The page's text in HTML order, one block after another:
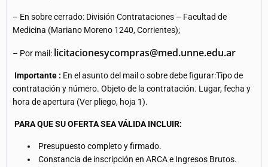
– En sobre cerrado: División Contrataciones – Facultad de
Medicina (Mariano Moreno 1240, Corrientes);
– Por mail: licitacionesycompras@med.unne.edu.ar
Importante : En el asunto del mail o sobre debe figurar:Tipo de
contratación y número. Objeto de la contratación. Lugar, fecha y
hora de apertura (Ver pliego, hoja 1).
PARA QUE SU OFERTA SEA VÁLIDA INCLUIR:
Presupuesto completo y firmado.
Constancia de inscripción en ARCA e Ingresos Brutos.